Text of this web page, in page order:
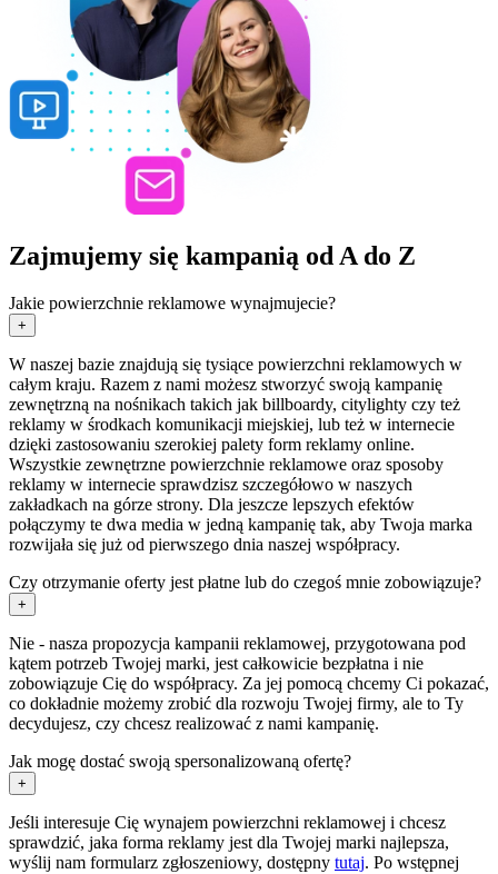
Zajmujemy się kampanią od A do Z
Jakie powierzchnie reklamowe wynajmujecie?
+
W naszej bazie znajdują się tysiące powierzchni reklamowych w
całym kraju. Razem z nami możesz stworzyć swoją kampanię
zewnętrzną na nośnikach takich jak billboardy, citylighty czy też
reklamy w środkach komunikacji miejskiej, lub też w internecie
dzięki zastosowaniu szerokiej palety form reklamy online.
Wszystkie zewnętrzne powierzchnie reklamowe oraz sposoby
reklamy w internecie sprawdzisz szczegółowo w naszych
zakładkach na górze strony. Dla jeszcze lepszych efektów
połączymy te dwa media w jedną kampanię tak, aby Twoja marka
rozwijała się już od pierwszego dnia naszej współpracy.
Czy otrzymanie oferty jest płatne lub do czegoś mnie zobowiązuje?
+
Nie - nasza propozycja kampanii reklamowej, przygotowana pod
kątem potrzeb Twojej marki, jest całkowicie bezpłatna i nie
zobowiązuje Cię do współpracy. Za jej pomocą chcemy Ci pokazać,
co dokładnie możemy zrobić dla rozwoju Twojej firmy, ale to Ty
decydujesz, czy chcesz realizować z nami kampanię.
Jak mogę dostać swoją spersonalizowaną ofertę?
+
Jeśli interesuje Cię wynajem powierzchni reklamowej i chcesz
sprawdzić, jaka forma reklamy jest dla Twojej marki najlepsza,
wyślij nam formularz zgłoszeniowy, dostępny tutaj. Po wstępnej